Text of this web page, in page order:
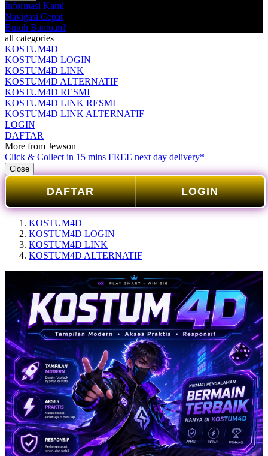
Informasi Kami
Navigasi Cepat
Butuh Bantuan?
all categories
KOSTUM4D
KOSTUM4D LOGIN
KOSTUM4D LINK
KOSTUM4D ALTERNATIF
KOSTUM4D RESMI
KOSTUM4D LINK RESMI
KOSTUM4D LINK ALTERNATIF
LOGIN
DAFTAR
More from Jewson
Click & Collect in 15 mins FREE next day delivery*
Close
DAFTAR LOGIN
KOSTUM4D
KOSTUM4D LOGIN
KOSTUM4D LINK
KOSTUM4D ALTERNATIF